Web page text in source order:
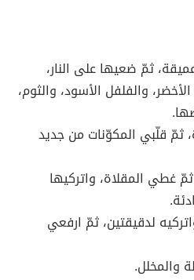
ثمّ ضعيها على النار،
والفلفل الأسود، والثوم،
ثمّ قلّبي المكوّنات من جديد
غطي المقلاة، واتركيها
لدقيقتين، ثمّ ارفعي
والمخلل.